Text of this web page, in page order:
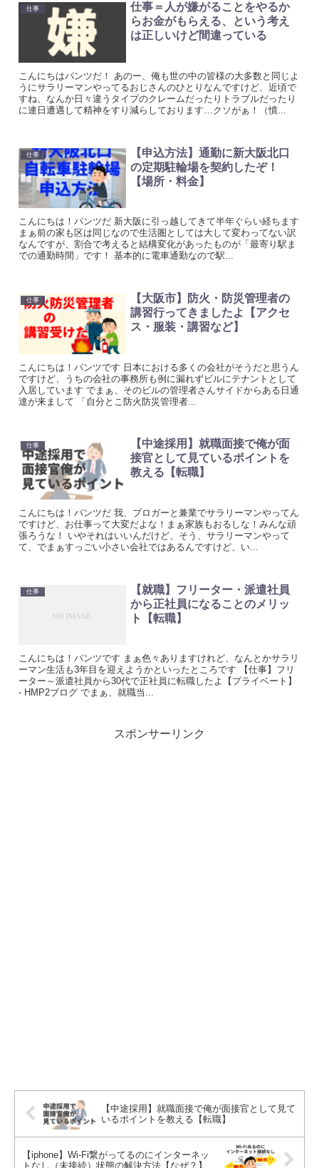
仕事
仕事＝人が嫌がることをやるか
らお金がもらえる、という考え
は正しいけど間違っている
こんにちはパンツだ！ あのー、俺も世の中の皆様の大多数と同じよ
うにサラリーマンやってるおじさんのひとりなんですけど、近頃で
すね、なんか日々違うタイプのクレームだったりトラブルだったり
に連日遭遇して精神をすり減らしております…クソがぁ！（憤...
仕事
【申込方法】通勤に新大阪北口
の定期駐輪場を契約したぞ！
【場所・料金】
こんにちは！パンツだ 新大阪に引っ越してきて半年ぐらい経ちます
まぁ前の家も区は同じなので生活圏としては大して変わってない訳
なんですが、割合で考えると結構変化があったものが「最寄り駅ま
での通勤時間」です！ 基本的に電車通勤なので駅...
仕事
【大阪市】防火・防災管理者の
講習行ってきましたよ【アクセ
ス・服装・講習など】
こんにちは！パンツです 日本における多くの会社がそうだと思うん
ですけど、うちの会社の事務所も例に漏れずビルにテナントとして
入居しています でまぁ、そのビルの管理者さんサイドからある日通
達が来まして 「自分とこ防火防災管理者...
仕事
【中途採用】就職面接で俺が面
接官として見ているポイントを
教える【転職】
こんにちは！パンツだ 我、ブロガーと兼業でサラリーマンやってん
ですけど、お仕事って大変だよな！まぁ家族もおるしな！みんな頑
張ろうな！ いやそれはいいんだけど、そう、サラリーマンやって
て、でまぁすっごい小さい会社ではあるんですけど、い...
仕事
【就職】フリーター・派遣社員
から正社員になることのメリッ
ト【転職】
こんにちは！パンツです まぁ色々ありますけれど、なんとかサラリ
ーマン生活も3年目を迎えようかといったところです 【仕事】フリ
ーター～派遣社員から30代で正社員に転職したよ【プライベート】
- HMP2ブログ でまぁ、就職当...
スポンサーリンク
【中途採用】就職面接で俺が面接官として見て
いるポイントを教える【転職】
【iphone】Wi-Fi繋がってるのにインターネッ
トなし（未接続）状態の解決方法【なぜ？】